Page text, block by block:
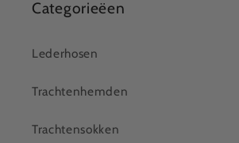
Categorieëen
Lederhosen
Trachtenhemden
Trachtensokken